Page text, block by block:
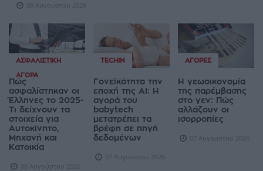
08 Αυγούστου 2026
ΑΣΦΑΛΙΣΤΙΚΉ
ΑΓΟΡΆ
Πώς
ασφαλίστηκαν οι
Έλληνες το 2025-
Τι δείχνουν τα
στοιχεία για
Αυτοκίνητο,
Μηχανή και
Κατοικία
08 Αυγούστου 2026
TECHIN
Γονεϊκότητα την
εποχή της AI: Η
αγορά του
babytech
μετατρέπει τα
βρέφη σε πηγή
δεδομένων
07 Αυγούστου 2026
ΑΓΟΡΈΣ
Η γεωοικονομία
της παρέμβασης
στο γεν: Πώς
αλλάζουν οι
ισορροπίες
07 Αυγούστου 2026